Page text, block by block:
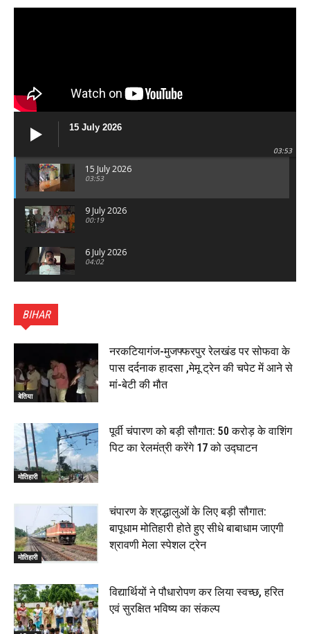
15 July 2026
03:53
15 July 2026
03:53
9 July 2026
00:19
6 July 2026
04:02
का भव्य पथ संचलन, 5 July 2026
बेतिया : मझौलिया में 1.24 क्विंटल गांजा के साथ बोलेरो ज़ब्त, दो
तस्कर गिरफ्तार, 4 July 2026
00:39
00:33
रक्सौल : सुरक्षा जॉंच को सोना-चांदी दुकानों का एसडीपीओ और
थानाध्यक्ष ने किया निरीक्षण, 19 June 2026
00:58
बेतिया में सगे भाई ने मां के साथ मिलकर की भाई की हत्या, शव
जलाया, दोनों गिरफ्तार, 14 June 2026
00:12
मोतिहारी। NDA सरकार, 12 साल विश्वास के, मीडिया संवाद में
सांसद रधामोहन सिंह, 13 June 2026
02:19
BIHAR
बेतिया
नरकटियागंज-मुजफ्फरपुर रेलखंड पर सोफवा के
पास दर्दनाक हादसा ,मेमू ट्रेन की चपेट में आने से
मां-बेटी की मौत
मोतिहारी
पूर्वी चंपारण को बड़ी सौगात: ₹50 करोड़ के वाशिंग
पिट का रेलमंत्री करेंगे 17 को उद्घाटन
मोतिहारी
चंपारण के श्रद्धालुओं के लिए बड़ी सौगात:
बापूधाम मोतिहारी होते हुए सीधे बाबाधाम जाएगी
श्रावणी मेला स्पेशल ट्रेन
विद्यार्थियों ने पौधारोपण कर लिया स्वच्छ, हरित
एवं सुरक्षित भविष्य का संकल्प